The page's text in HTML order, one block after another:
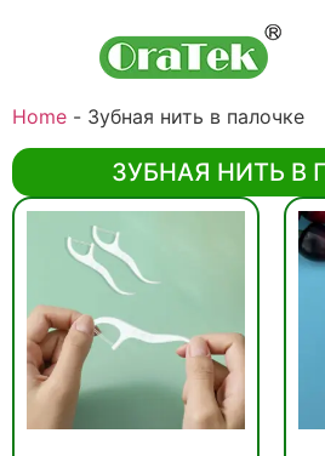
Home - Зубная нить в палочке
ЗУБНАЯ НИТЬ В